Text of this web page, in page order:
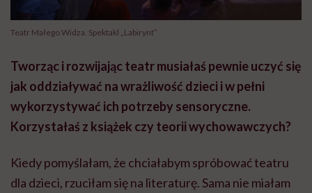
Teatr Małego Widza. Spektakl „Labirynt”
Tworząc i rozwijając teatr musiałaś pewnie uczyć się
jak oddziaływać na wrażliwość dzieci i w pełni
wykorzystywać ich potrzeby sensoryczne.
Korzystałaś z książek czy teorii wychowawczych?
Kiedy pomyślałam, że chciałabym spróbować teatru
dla dzieci, rzuciłam się na literaturę. Sama nie miałam